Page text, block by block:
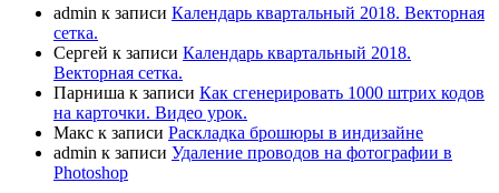
admin к записи Календарь квартальный 2018. Векторная
сетка.
Сергей к записи Календарь квартальный 2018.
Векторная сетка.
Парниша к записи Как сгенерировать 1000 штрих кодов
на карточки. Видео урок.
Макс к записи Раскладка брошюры в индизайне
admin к записи Удаление проводов на фотографии в
Photoshop